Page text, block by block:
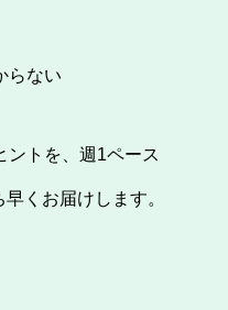
らない
ントを、週1ペース
くお届けします。